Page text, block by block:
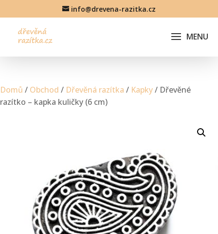
info@drevena-razitka.cz
Domů / Obchod / Dřevěná razítka / Kapky/ Dřevěné
razítko – kapka kuličky (6 cm)